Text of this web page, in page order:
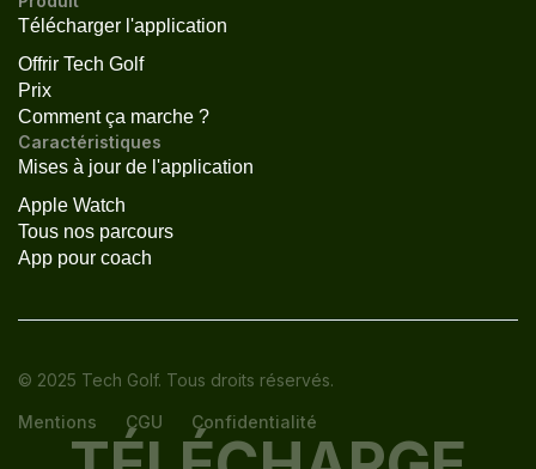
Télécharger l'application
Offrir Tech Golf
Prix
Comment ça marche ?
Caractéristiques
Mises à jour de l'application
Apple Watch
Tous nos parcours
App pour coach
© 2025 Tech Golf. Tous droits réservés.
Mentions CGU Confidentialité